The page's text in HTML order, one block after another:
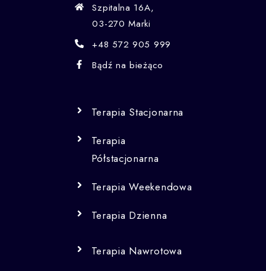
Szpitalna 16A,
03-270 Marki
+48 572 905 999
Bądź na bieżąco
Terapia Stacjonarna
Terapia
Półstacjonarna
Terapia Weekendowa
Terapia Dzienna
Terapia Nawrotowa